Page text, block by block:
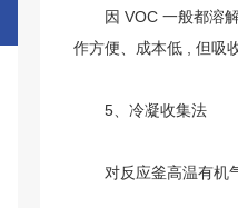
因 VOC 一般都溶解
作方便、成本低 , 但吸
5、冷凝收集法
对反应釜高温有机气